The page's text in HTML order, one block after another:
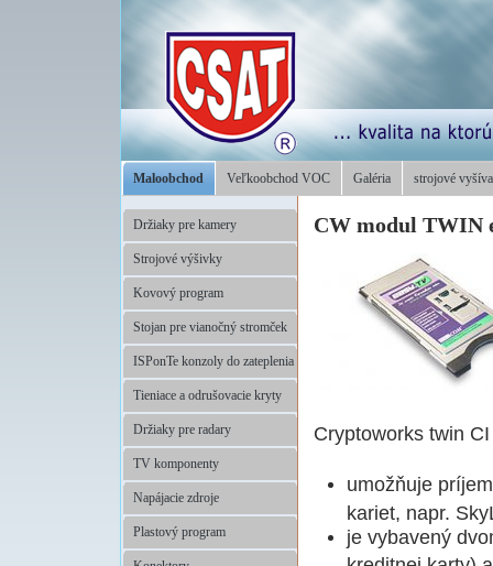
Maloobchod Veľkoobchod VOC Galéria strojové
Držiaky pre kamery
Strojové výšivky
Kovový program
Stojan pre vianočný stromček
ISPonTe konzoly do zateplenia
Tieniace a odrušovacie kryty
Držiaky pre radary
TV komponenty
Napájacie zdroje
Plastový program
CW modul TWIN
Cryptoworks twin
umožňuje
kariet, napr.
je vybavený